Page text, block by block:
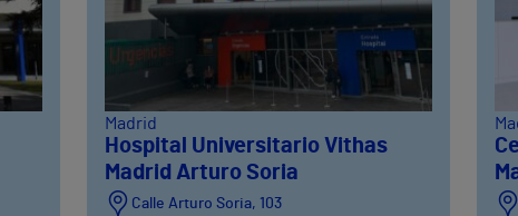
Madrid
Hospital Universitario Vithas
Madrid Arturo Soria
Calle Arturo Soria, 103